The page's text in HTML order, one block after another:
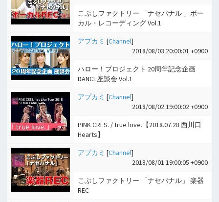
こぶしファクトリー 「ナセバナル 」ボー
カル・レコーディング Vol.1
アプカミ [Channel]
2018/08/03 20:00:01 +0900
ハロー！プロジェクト 20周年記念企画
DANCE座談会 Vol.1
アプカミ [Channel]
2018/08/02 19:00:02 +0900
PINK CRES. / true love.【2018.07.28 西川口
Hearts】
アプカミ [Channel]
2018/08/01 19:00:05 +0900
こぶしファクトリー 「ナセバナル」 楽器
REC